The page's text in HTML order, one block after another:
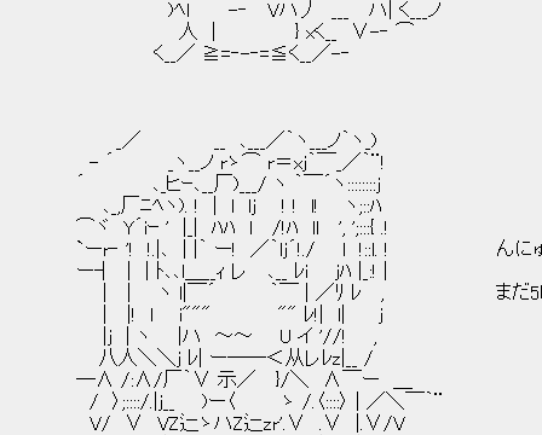
)ﾍl -‐ Vハ丿 ___ ハ| く___ノ
人 | } xく__ ∨-‐ ⌒
く__／ ≧=‐-‐=≦く__／-‐
_／ __ ､___／｀ヽ___ノ｀ヽ_)
- ´ _ヽ__ノ rゝ⌒ r＝xj｀￣_／｀¨!
´ ､_ヒｰ､__厂)___/ ヽ ｀￣´ヽ::::::::j
､_,厂ﾆﾍヽ). ! | l lj ! ! l! ヽ;::ﾊ
⌒ヾ Y´iｰ ' |_| ﾊﾊ l /!ﾊ ll ', ';:::{ .!
`ーr‐ '! !.|､ | |｀ ー! ／｀lj´!./ l !::l. ! んにゅ……
ー┤ | | ﾄ､､l＿__ｨ レ ､__ ﾚi jﾊ |_:! |
| | ヽ l|￣´ ｀￣ | ／ﾘ ﾚ , まだ5時じゃな
| |! l i""" "" ﾚ!| l| j
|j | ヽ |ハ ～～ U イ '//! ,
八人＼＼j ﾚ| ー――＜从レﾚz|__ /
―∧ /:∧/厂｀∨ 示／ }/＼ ∧￣ー ＿
/ 〉;::::/.|j__ )ー〈 ゝ /.〈::::〉 | ／＼￣｀¨
V/ ∨ VZ辷ゝハZ辷zr'.∨ .∨ |.∨/V